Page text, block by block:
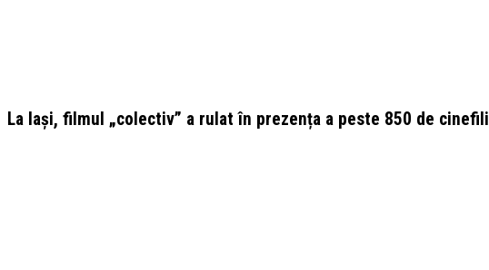
La Iași, filmul „colectiv” a rulat în prezența a peste 850 de cinefili